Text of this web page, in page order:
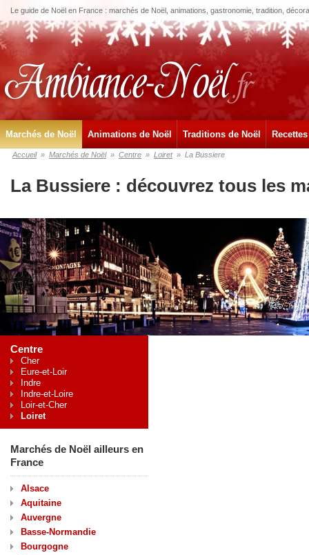
Le guide de Noël en France : marchés de Noël, animations, gastronomie, tradition,
Marchés de Noël Animations de Noël Traditions de Noël
Accueil » Marchés de Noël » Centre » Loiret » La Bussiere
La Bussiere : découvrez tous les
Centre
Cher
Eure-et-Loir
Indre
Indre-et-Loire
Loir-et-Cher
Loiret
Marchés de Noël ailleurs en
France
Alsace
Aquitaine
Auvergne
Basse-Normandie
Bourgogne